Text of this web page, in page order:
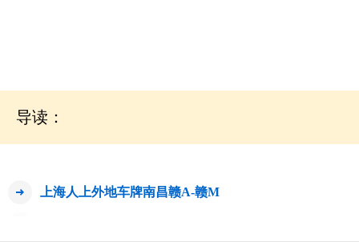
导读：
上海人上外地车牌南昌赣A-赣M